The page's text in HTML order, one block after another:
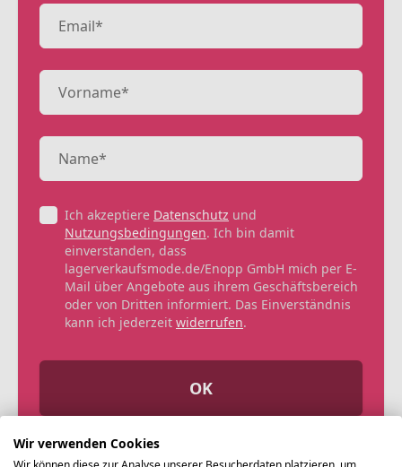
Ich akzeptiere Datenschutz und
Nutzungsbedingungen. Ich bin damit
einverstanden, dass
lagerverkaufsmode.de/Enopp GmbH mich per E-
Mail über Angebote aus ihrem Geschäftsbereich
oder von Dritten informiert. Das Einverständnis
kann ich jederzeit widerrufen.
OK
Wir verwenden Cookies